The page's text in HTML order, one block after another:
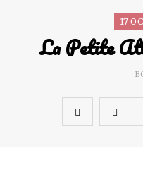
17
La Petite